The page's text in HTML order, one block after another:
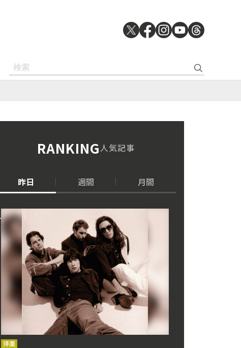
RANKING人気記事
昨日 週間 月間
洋楽